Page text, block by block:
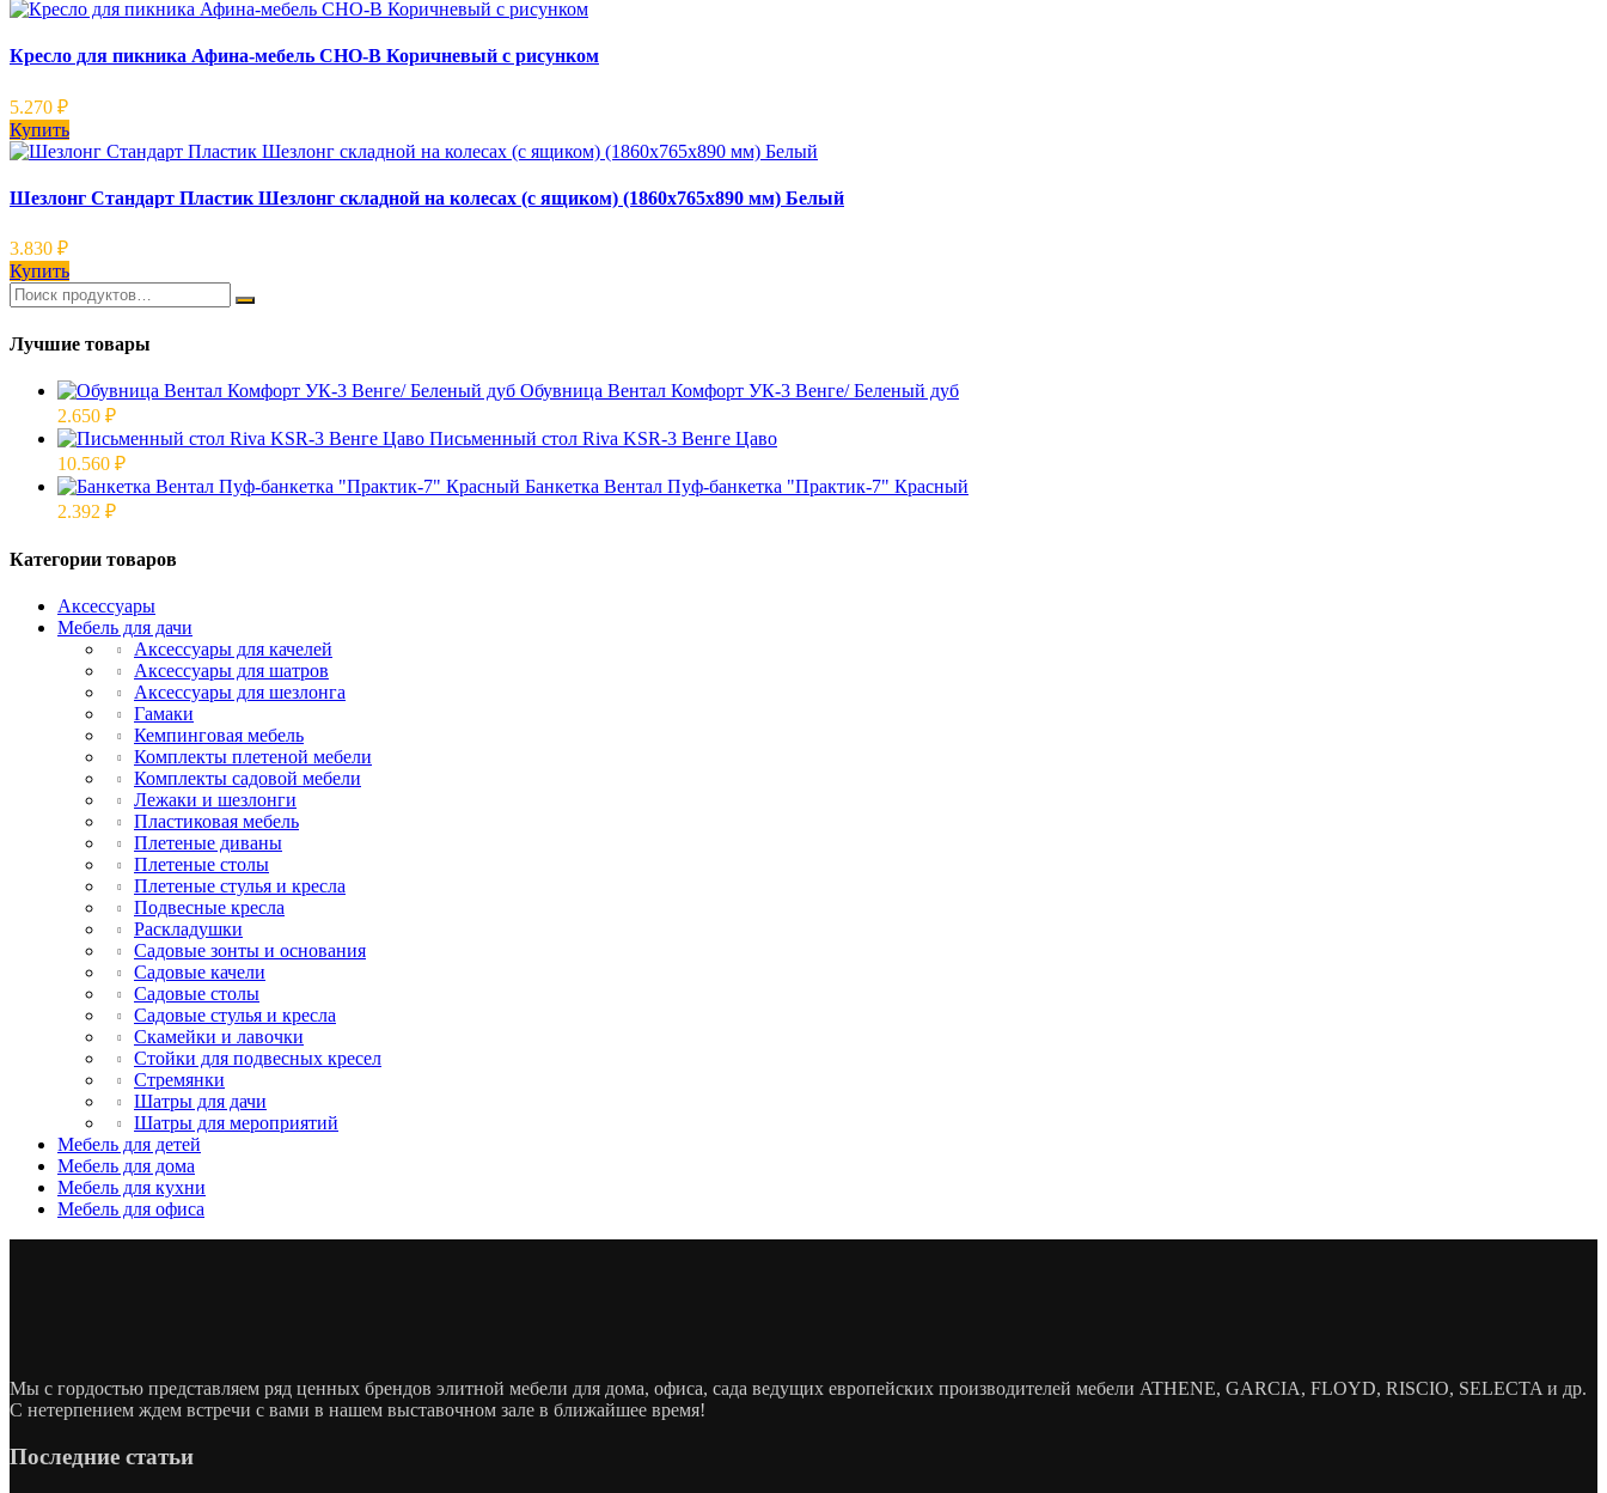
Кресло для пикника Афина-мебель CHO-В Коричневый с рисунком
5.270 ₽
Купить
Шезлонг Стандарт Пластик Шезлонг складной на колесах (с ящиком) (1860x765x890 мм) Белый
3.830 ₽
Купить
Лучшие товары
Обувница Вентал Комфорт УК-3 Венге/ Беленый дуб
2.650 ₽
Письменный стол Riva KSR-3 Венге Цаво
10.560 ₽
Банкетка Вентал Пуф-банкетка "Практик-7" Красный
2.392 ₽
Категории товаров
Аксессуары
Мебель для дачи
Аксессуары для качелей
Аксессуары для шатров
Аксессуары для шезлонга
Гамаки
Кемпинговая мебель
Комплекты плетеной мебели
Комплекты садовой мебели
Лежаки и шезлонги
Пластиковая мебель
Плетеные диваны
Плетеные столы
Плетеные стулья и кресла
Подвесные кресла
Раскладушки
Садовые зонты и основания
Садовые качели
Садовые столы
Садовые стулья и кресла
Скамейки и лавочки
Стойки для подвесных кресел
Стремянки
Шатры для дачи
Шатры для мероприятий
Мебель для детей
Мебель для дома
Мебель для кухни
Мебель для офиса
Мы с гордостью представляем ряд ценных брендов элитной мебели для дома, офиса, сада ведущих европейских производителей мебели ATHENE, GARCIA, FLOYD, RISCIO, SELECTA и др.
С нетерпением ждем встречи с вами в нашем выставочном зале в ближайшее время!
Последние статьи